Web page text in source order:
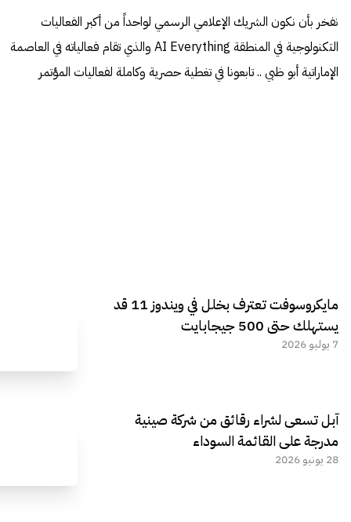
نفخر بأن نكون الشريك الإعلامي الرسمي لواحداً من أكبر الفعاليات
التكنولوجية في المنطقة AI Everything والذي تقام فعالياته في العاصمة
الإماراتية أبو ظبي .. تابعونا في تغطية حصرية وكاملة لفعاليات المؤتمر
مايكروسوفت تعترف بخلل في ويندوز 11 قد
يستهلك حتى 500 جيجابايت
7 يوليو 2026
آبل تسعى لشراء رقائق من شركة صينية
مدرجة على القائمة السوداء
28 يونيو 2026